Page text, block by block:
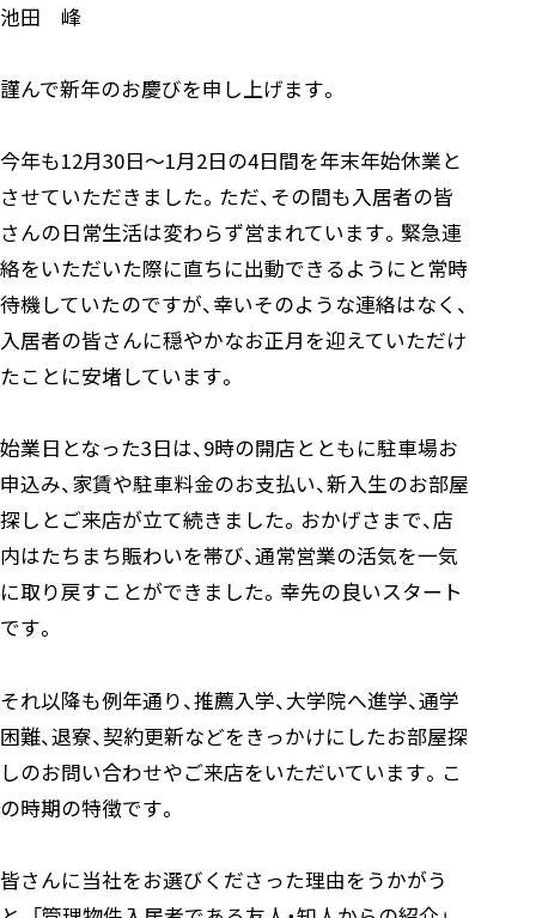
池田 峰
謹んで新年のお慶びを申し上げます。
今年も12月30日～1月2日の4日間を年末年始休業と
させていただきました。ただ、その間も入居者の皆
さんの日常生活は変わらず営まれています。緊急連
絡をいただいた際に直ちに出動できるようにと常時
待機していたのですが、幸いそのような連絡はなく、
入居者の皆さんに穏やかなお正月を迎えていただけ
たことに安堵しています。
始業日となった3日は、9時の開店とともに駐車場お
申込み、家賃や駐車料金のお支払い、新入生のお部屋
探しとご来店が立て続きました。おかげさまで、店
内はたちまち賑わいを帯び、通常営業の活気を一気
に取り戻すことができました。幸先の良いスタート
です。
それ以降も例年通り、推薦入学、大学院へ進学、通学
困難、退寮、契約更新などをきっかけにしたお部屋探
しのお問い合わせやご来店をいただいています。こ
の時期の特徴です。
皆さんに当社をお選びくださった理由をうかがう